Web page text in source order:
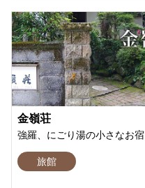
金嶺荘
強羅、にごり湯の小さなお宿
旅館